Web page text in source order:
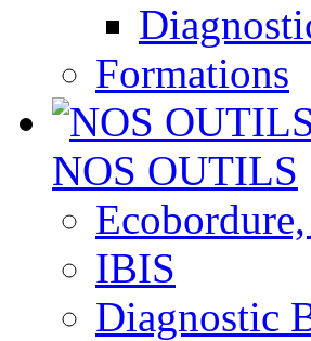
Formations
NOS OUTILS
IBIS
Diagnostic